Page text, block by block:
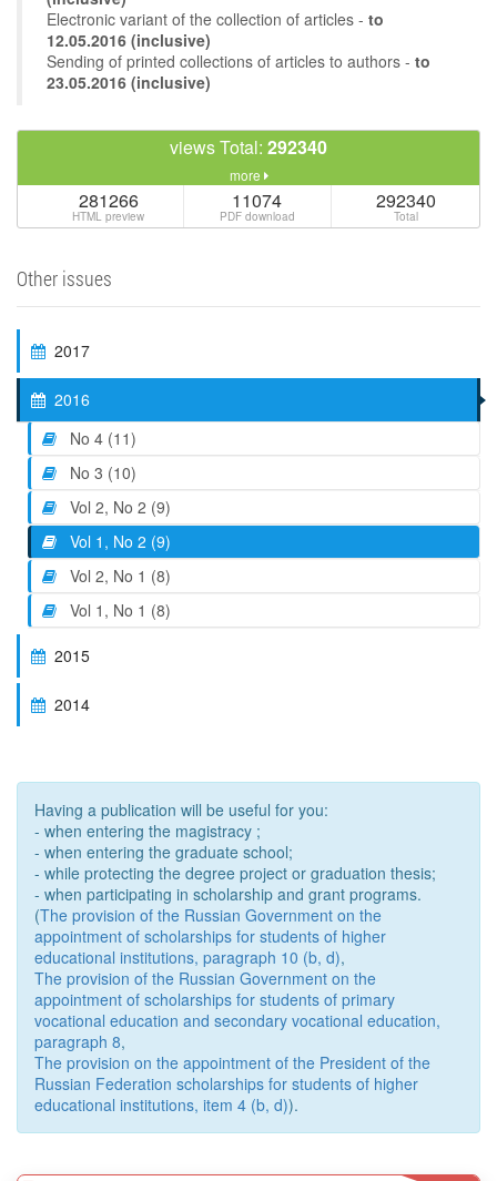
Electronic variant of the collection of articles - to
12.05.2016 (inclusive)
Sending of printed collections of articles to authors - to
23.05.2016 (inclusive)
views Total: 292340
more
281266
HTML preview
11074
PDF download
292340
Total
Other issues
2017
2016
No 4 (11)
No 3 (10)
Vol 2, No 2 (9)
Vol 1, No 2 (9)
Vol 2, No 1 (8)
Vol 1, No 1 (8)
2015
2014
Having a publication will be useful for you:
- when entering the magistracy ;
- when entering the graduate school;
- while protecting the degree project or graduation thesis;
- when participating in scholarship and grant programs.
(The provision of the Russian Government on the
appointment of scholarships for students of higher
educational institutions, paragraph 10 (b, d),
The provision of the Russian Government on the
appointment of scholarships for students of primary
vocational education and secondary vocational education,
paragraph 8,
The provision on the appointment of the President of the
Russian Federation scholarships for students of higher
educational institutions, item 4 (b, d)).